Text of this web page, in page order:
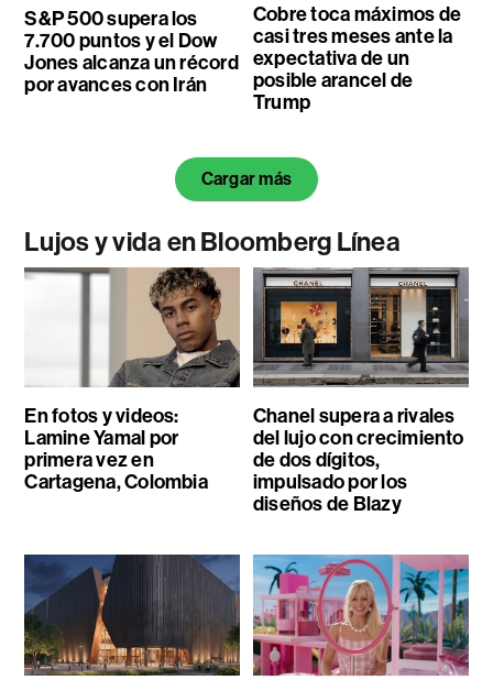
S&P 500 supera los
7.700 puntos y el Dow
Jones alcanza un récord
por avances con Irán
Cobre toca máximos de
casi tres meses ante la
expectativa de un
posible arancel de
Trump
Cargar más
Lujos y vida en Bloomberg Línea
En fotos y videos:
Lamine Yamal por
primera vez en
Cartagena, Colombia
Chanel supera a rivales
del lujo con crecimiento
de dos dígitos,
impulsado por los
diseños de Blazy